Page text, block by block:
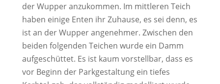
der Wupper anzukommen. Im mittleren Teich
haben einige Enten ihr Zuhause, es sei denn, es
ist an der Wupper angenehmer. Zwischen den
beiden folgenden Teichen wurde ein Damm
aufgeschüttet. Es ist kaum vorstellbar, dass es
vor Beginn der Parkgestaltung ein tiefes